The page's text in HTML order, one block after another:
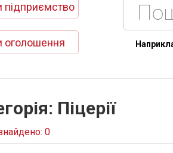
підприємство
оголошення
Піцерії
0